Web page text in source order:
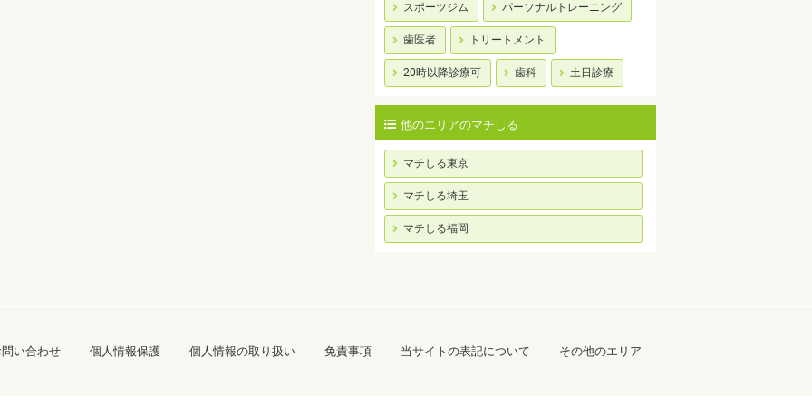
スポーツジム パーソナルトレーニング
歯医者 トリートメント
20時以降診療可 歯科 土日診療
他のエリアのマチしる
マチしる東京
マチしる埼玉
マチしる福岡
い合わせ 個人情報保護 個人情報の取り扱い 免責事項 当サイトの表記について その他のエリア